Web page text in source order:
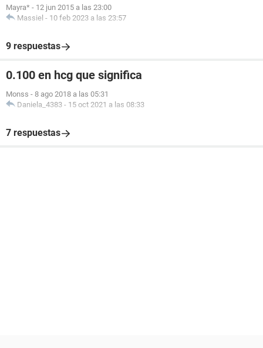
Mayra* - 12 jun 2015 a las 23:00
Massiel - 10 feb 2023 a las 23:57
9 respuestas
0.100 en hcg que significa
Monss - 8 ago 2018 a las 05:31
Daniela_4383 - 15 oct 2021 a las 08:33
7 respuestas